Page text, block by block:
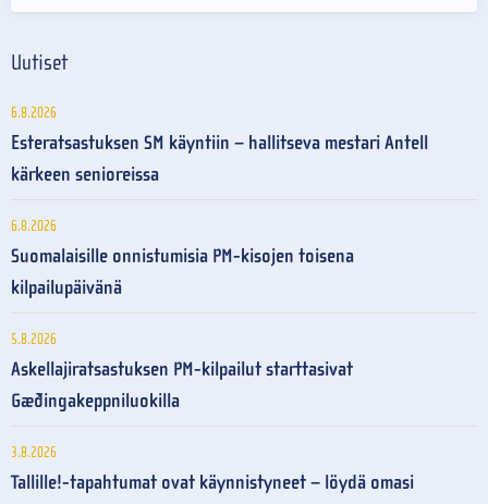
Uutiset
6.8.2026
Esteratsastuksen SM käyntiin – hallitseva mestari Antell
kärkeen senioreissa
6.8.2026
Suomalaisille onnistumisia PM-kisojen toisena
kilpailupäivänä
5.8.2026
Askellajiratsastuksen PM-kilpailut starttasivat
Gæðingakeppniluokilla
3.8.2026
Tallille!-tapahtumat ovat käynnistyneet – löydä omasi